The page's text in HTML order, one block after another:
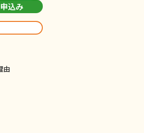
込み
由